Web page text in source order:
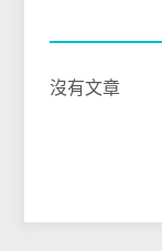
沒有文章